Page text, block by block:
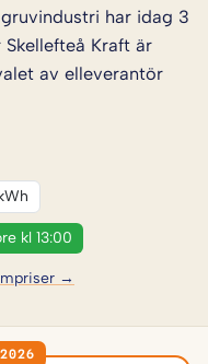
har idag 3
Skellefteå Kraft är
av elleverantör
kl 13:00
→